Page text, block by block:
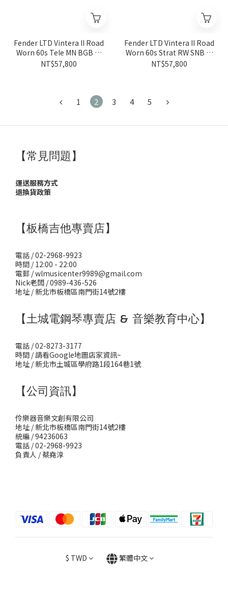
Fender LTD Vintera II Road
Worn 60s Tele MN BGB 電
吉他 公司貨【宛伶樂器】
NT$57,800
Fender LTD Vintera II Road
Worn 60s Strat RW SNB 電
吉他 公司貨【宛伶樂器】
NT$57,800
1 2 3 4 5
【常見問題】
運送服務方式
退換貨政策
【板橋吉他專賣店】
電話 / 02-2968-9923
時間 / 12:00 - 22:00
電郵 / wlmusicenter9989@gmail.com
Nick老闆 / 0989-436-526
地址 / 新北市板橋區南門街14號2樓
【土城電鋼琴專賣店 & 音樂教育中心】
電話 / 02-8273-3177
時間 / 請看Google地圖店家資訊~
地址 / 新北市土城區學府路1段164巷1號
【公司資訊】
伶樂器音樂文創有限公司
地址 / 新北市板橋區南門街14號2樓
統編 / 94236063
電話 / 02-2968-9923
負責人 / 蔡堯淳
$ TWD 繁體中文